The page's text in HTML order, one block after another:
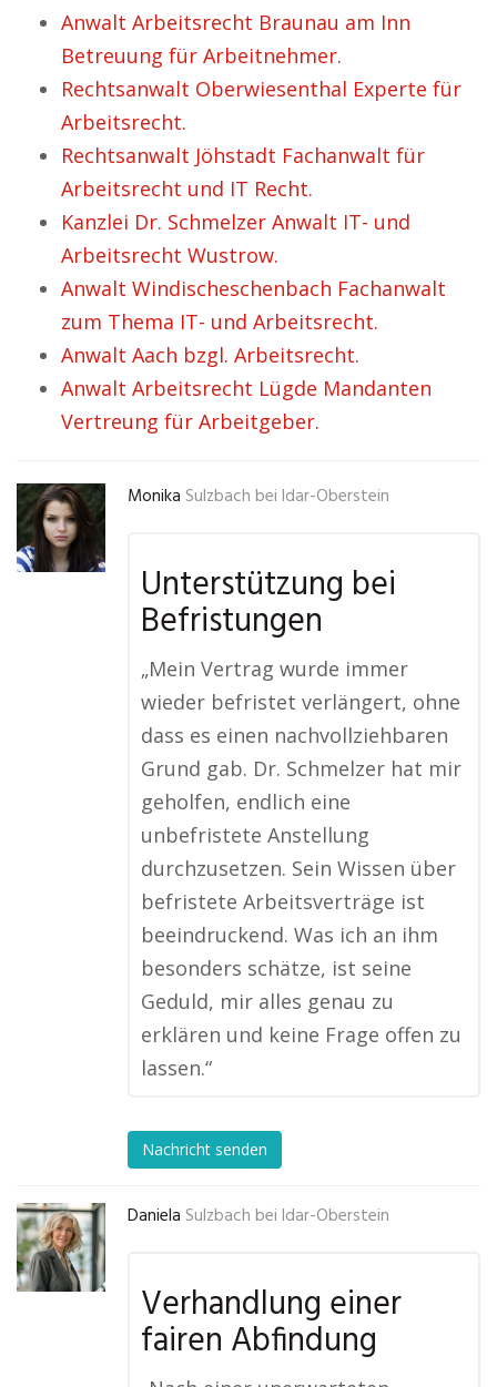
Anwalt Arbeitsrecht Braunau am Inn
Betreuung für Arbeitnehmer.
Rechtsanwalt Oberwiesenthal Experte für
Arbeitsrecht.
Rechtsanwalt Jöhstadt Fachanwalt für
Arbeitsrecht und IT Recht.
Kanzlei Dr. Schmelzer Anwalt IT- und
Arbeitsrecht Wustrow.
Anwalt Windischeschenbach Fachanwalt
zum Thema IT- und Arbeitsrecht.
Anwalt Aach bzgl. Arbeitsrecht.
Anwalt Arbeitsrecht Lügde Mandanten
Vertreung für Arbeitgeber.
Monika Sulzbach bei Idar-Oberstein
Unterstützung bei
Befristungen
„Mein Vertrag wurde immer
wieder befristet verlängert, ohne
dass es einen nachvollziehbaren
Grund gab. Dr. Schmelzer hat mir
geholfen, endlich eine
unbefristete Anstellung
durchzusetzen. Sein Wissen über
befristete Arbeitsverträge ist
beeindruckend. Was ich an ihm
besonders schätze, ist seine
Geduld, mir alles genau zu
erklären und keine Frage offen zu
lassen.“
Nachricht senden
Daniela Sulzbach bei Idar-Oberstein
Verhandlung einer
fairen Abfindung